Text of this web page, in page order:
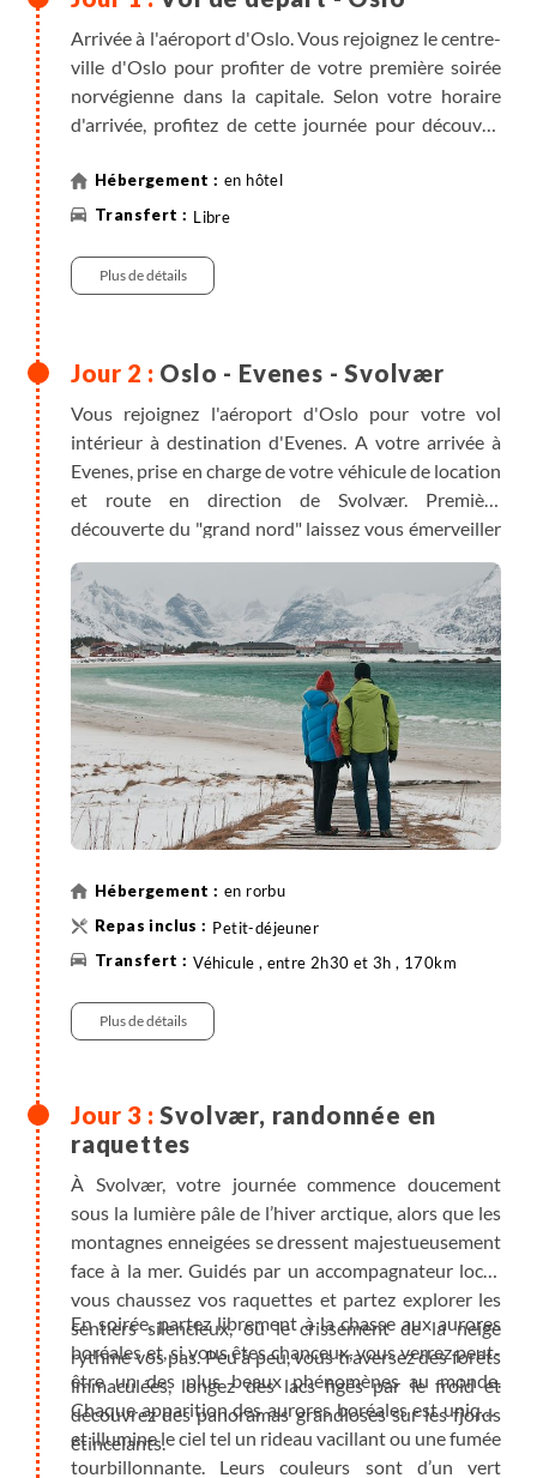
Arrivée à l'aéroport d'Oslo. Vous rejoignez le centre-
ville d'Oslo pour profiter de votre première soirée
norvégienne dans la capitale. Selon votre horaire
d'arrivée, profitez de cette journée pour découvrir
en hôtel
Libre
Plus de détails
Oslo - Evenes - Svolvær
Vous rejoignez l'aéroport d'Oslo pour votre vol
intérieur à destination d'Evenes. A votre arrivée à
Evenes, prise en charge de votre véhicule de location
et route en direction de Svolvær. Première
découverte du "grand nord" laissez vous émerveiller
par ces paysages vêtus de leur manteau blanc.
en rorbu
Petit-déjeuner
Véhicule , entre 2h30 et 3h , 170km
Plus de détails
Svolvær, randonnée en
raquettes
À Svolvær, votre journée commence doucement
sous la lumière pâle de l’hiver arctique, alors que les
montagnes enneigées se dressent majestueusement
face à la mer. Guidés par un accompagnateur local,
vous chaussez vos raquettes et partez explorer les
sentiers silencieux, où le crissement de la neige
rythme vos pas. Peu à peu, vous traversez des forêts
immaculées, longez des lacs figés par le froid et
découvrez des panoramas grandioses sur les fjords
étincelants.
En soirée, partez librement à la chasse aux aurores
boréales et, si vous êtes chanceux, vous verrez peut-
être un des plus beaux phénomènes au monde.
Chaque apparition des aurores boréales est unique
et illumine le ciel tel un rideau vacillant ou une fumée
tourbillonnante. Leurs couleurs sont d’un vert